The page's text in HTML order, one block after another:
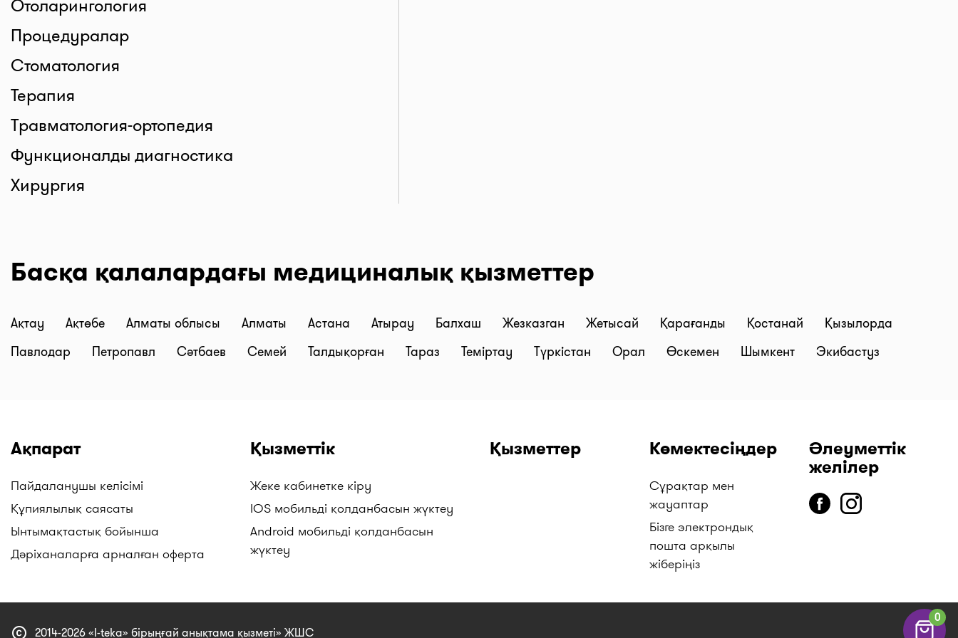
Отоларингология
Процедуралар
Стоматология
Терапия
Травматология-ортопедия
Функционалды диагностика
Хирургия
Басқа қалалардағы медициналық қызметтер
Ақтау Ақтөбе Алматы облысы Алматы Астана Атырау Балхаш Жезказган Жетысай Қарағанды Қостанай
Қызылорда
Павлодар
Петропавл Сәтбаев Семей Талдықорған Тараз Теміртау Түркістан Орал Өскемен Шымкент Экибастуз
Ақпарат
Пайдаланушы келісімі
Құпиялылық саясаты
Ынтымақтастық бойынша
Дәріханаларға арналған оферта
Қызметтік
Жеке кабинетке кіру
IOS мобильді қолданбасын жүктеу
Android мобильді қолданбасын
жүктеу
Қызметтер Көмектесіңдер
Сұрақтар мен
жауаптар
Бізге электрондық
пошта арқылы
жіберіңіз
Әлеуметтік
желілер
copyright 2014-2026 «I-teka» бірыңғай анықтама қызметі» ЖШС
0